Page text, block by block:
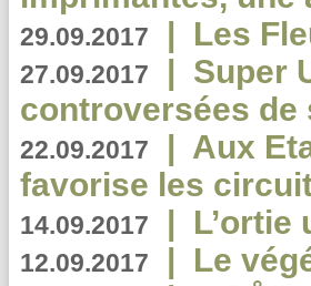
29.09.2017 | Les
27.09.2017 | Super
controversées de
22.09.2017 | Aux
favorise les
14.09.2017 |
12.09.2017 | Le